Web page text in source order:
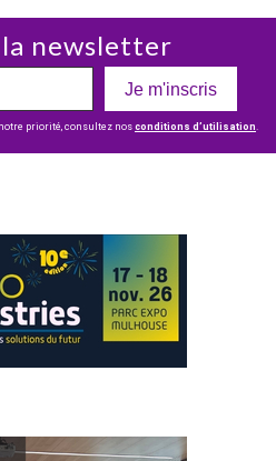
newsletter
Je m'inscris
priorité, consultez nos conditions d’utilisation.